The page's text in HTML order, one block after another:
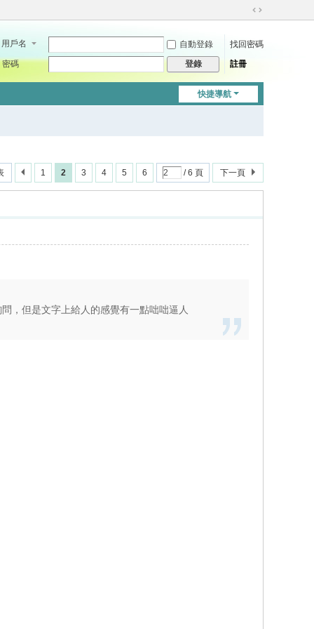
切
到
用戶名 自動登錄
找回密碼
密碼
登錄 註冊
快捷導航
1 2 3 4 5 6 / 6 頁 下一頁
，但是文字上給人的感覺有一點咄咄逼人